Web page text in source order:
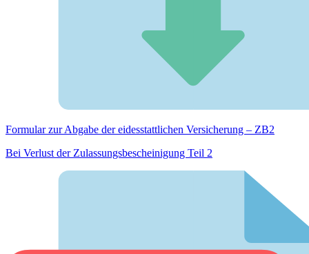
Formular zur Abgabe der eides­stattlichen Versicherung – ZB2
Bei Verlust der Zulassungsbescheinigung Teil 2